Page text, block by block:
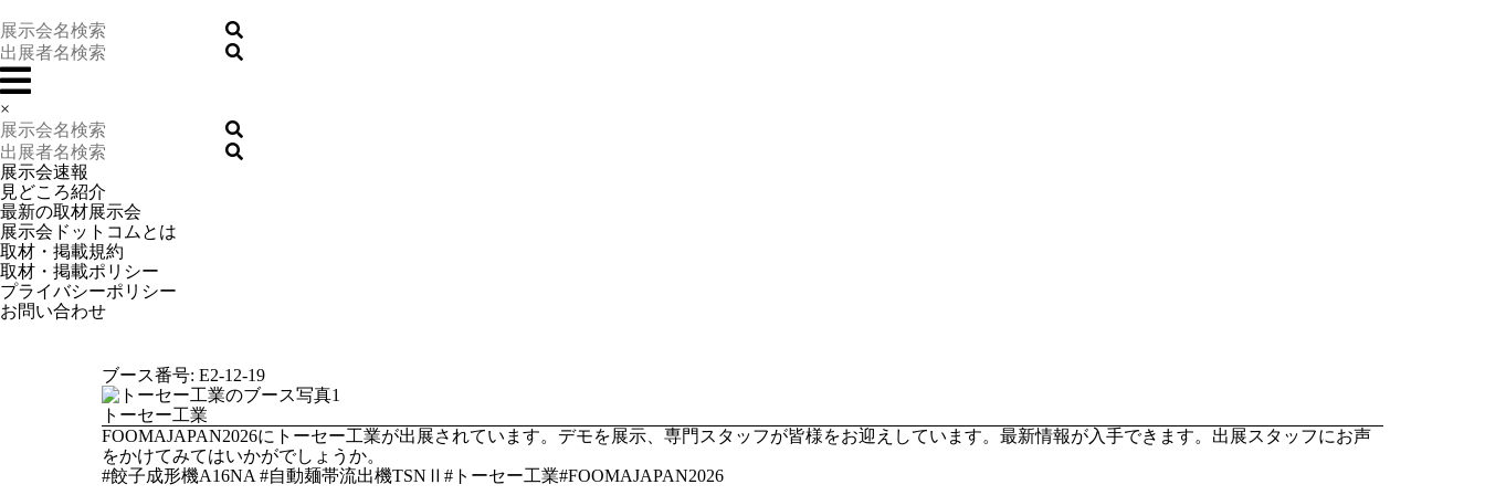
×
展示会速報
見どころ紹介
最新の取材展示会
展示会ドットコムとは
取材・掲載規約
取材・掲載ポリシー
プライバシーポリシー
お問い合わせ
ブース番号: E2-12-19
トーセー工業
FOOMAJAPAN2026にトーセー工業が出展されています。デモを展示、専門スタッフが皆様をお迎えしています。最新情報が入手できます。出展スタッフにお声
をかけてみてはいかがでしょうか。
#餃子成形機A16NA #自動麺帯流出機TSNⅡ#トーセー工業#FOOMAJAPAN2026